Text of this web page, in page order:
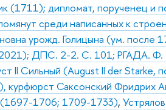
(1711); дипломат, порученец и
среди написанных к
урожд. Голицына (ум. после
ДПС. 2-2. С. 101; РГАДА. Ф.
II Сильный (August II der Starke,
Саксонский Фридрих
(1697-1706; 1709-1733),